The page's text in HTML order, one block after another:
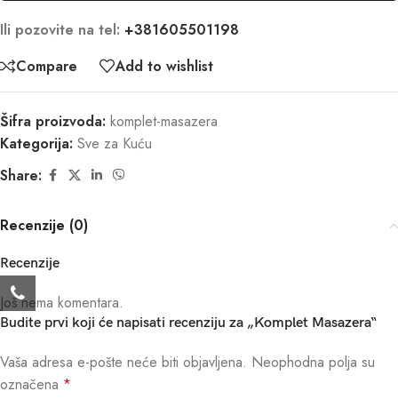
Ili pozovite na tel: +381605501198
Compare
Add to wishlist
Šifra proizvoda: komplet-masazera
Kategorija: Sve za Kuću
Share:
Recenzije (0)
Recenzije
Još nema komentara.
Budite prvi koji će napisati recenziju za „Komplet Masazera“
Vaša adresa e-pošte neće biti objavljena. Neophodna polja su
označena *